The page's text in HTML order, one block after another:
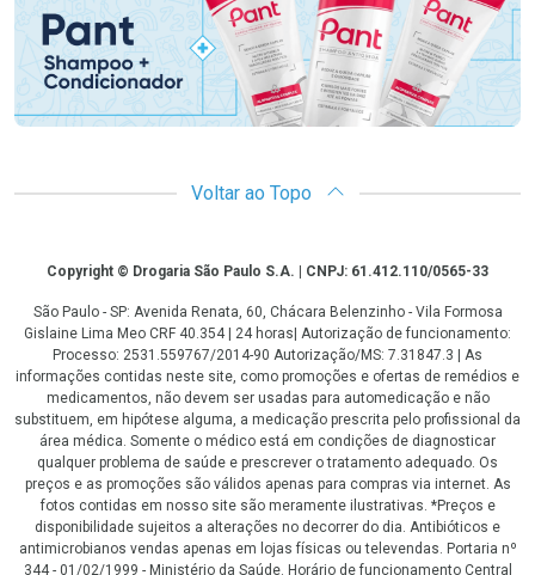
Voltar ao Topo
CopyrightCopyright © Drogaria São Paulo S.A. | CNPJ: 61.412.110/0565-33
São Paulo - SP: Avenida Renata, 60, Chácara Belenzinho - Vila Formosa
Gislaine Lima Meo CRF 40.354 | 24 horas| Autorização de funcionamento:
Processo: 2531.559767/2014-90 Autorização/MS: 7.31847.3 | As
informações contidas neste site, como promoções e ofertas de remédios e
medicamentos, não devem ser usadas para automedicação e não
substituem, em hipótese alguma, a medicação prescrita pelo profissional da
área médica. Somente o médico está em condições de diagnosticar
qualquer problema de saúde e prescrever o tratamento adequado. Os
preços e as promoções são válidos apenas para compras via internet. As
fotos contidas em nosso site são meramente ilustrativas. *Preços e
disponibilidade sujeitos a alterações no decorrer do dia. Antibióticos e
antimicrobianos vendas apenas em lojas físicas ou televendas. Portaria nº
344 - 01/02/1999 - Ministério da Saúde. Horário de funcionamento Central